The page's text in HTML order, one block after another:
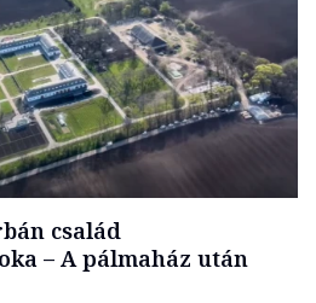
család
– A pálmaház után